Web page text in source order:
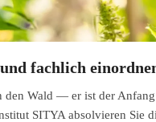
fachlich
den Wald — er ist der Anfang
SITYA absolvieren Sie